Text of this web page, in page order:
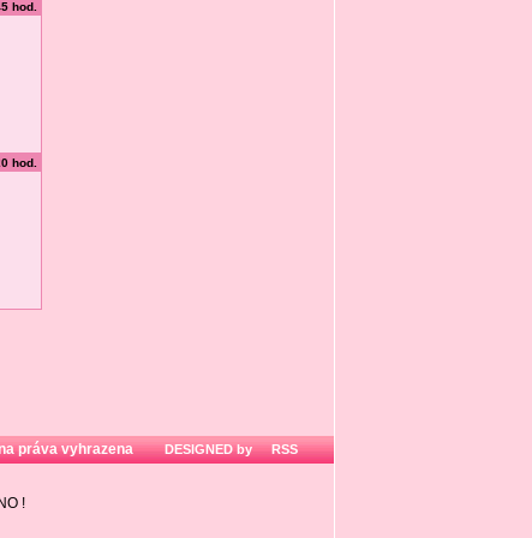
hod.
hod.
práva vyhrazena DESIGNED by RSS
!